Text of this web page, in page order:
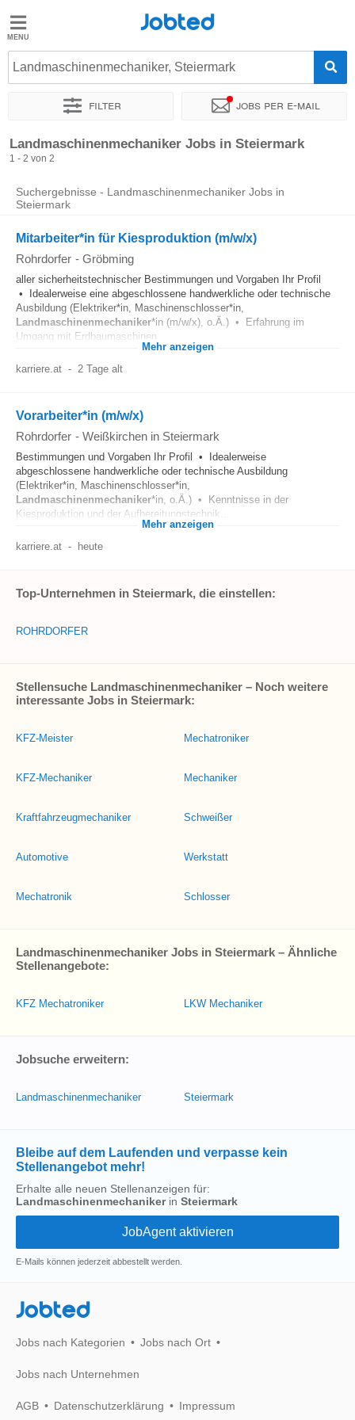
Jobted
Jobs
Jobted
Landmaschinenmechaniker, Steiermark
Filter Jobs per e-mail
Sortieren nach Unternehmen Zeitintensität
Landmaschinenmechaniker Jobs in Steiermark
1 - 2 von 2
Suchergebnisse - Landmaschinenmechaniker Jobs in
Steiermark
Mitarbeiter*in für Kiesproduktion (m/w/x)
Rohrdorfer - Gröbming
aller sicherheitstechnischer Bestimmungen und Vorgaben Ihr Profil
• Idealerweise eine abgeschlossene handwerkliche oder technische
Ausbildung (Elektriker*in, Maschinenschlosser*in,
Landmaschinenmechaniker*in (m/w/x), o.Ä.) • Erfahrung im
Umgang mit Erdbaumaschinen...
Mehr anzeigen
karriere.at - 2 Tage alt
Vorarbeiter*in (m/w/x)
Rohrdorfer - Weißkirchen in Steiermark
Bestimmungen und Vorgaben Ihr Profil • Idealerweise
abgeschlossene handwerkliche oder technische Ausbildung
(Elektriker*in, Maschinenschlosser*in,
Landmaschinenmechaniker*in, o.Ä.) • Kenntnisse in der
Kiesproduktion und der Aufbereitungstechnik...
Mehr anzeigen
karriere.at - heute
Top-Unternehmen in Steiermark, die einstellen:
ROHRDORFER
Stellensuche Landmaschinenmechaniker – Noch weitere
interessante Jobs in Steiermark:
KFZ-Meister
KFZ-Mechaniker
Kraftfahrzeugmechaniker
Automotive
Mechatronik
Mechatroniker
Mechaniker
Schweißer
Werkstatt
Schlosser
Landmaschinenmechaniker Jobs in Steiermark – Ähnliche
Stellenangebote:
KFZ Mechatroniker LKW Mechaniker
Jobsuche erweitern:
Landmaschinenmechaniker Steiermark
Bleibe auf dem Laufenden und verpasse kein
Stellenangebot mehr!
Erhalte alle neuen Stellenanzeigen für:
Landmaschinenmechanikerin Steiermark
E-Mails können jederzeit abbestellt werden.
Jobted
Jobs nach Kategorien Jobs nach Ort
Jobs nach Unternehmen
AGB Datenschutzerklärung Impressum